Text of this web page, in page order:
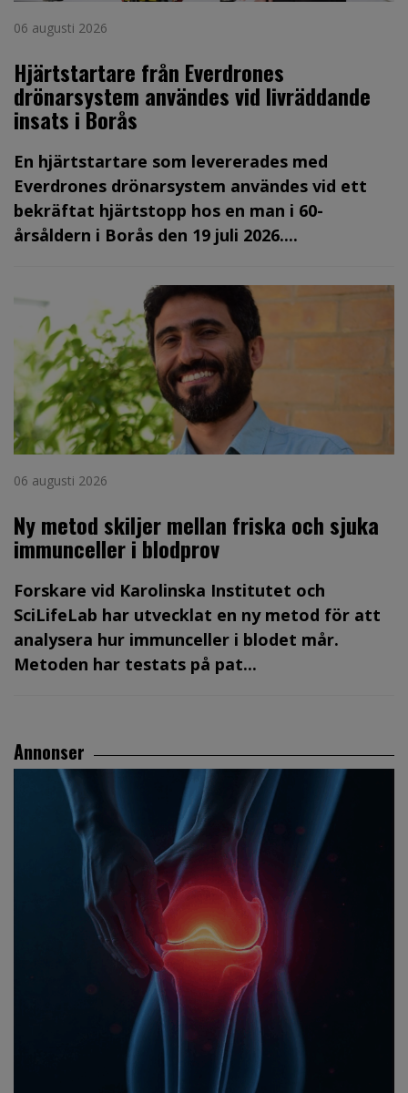
06 augusti 2026
Hjärtstartare från Everdrones
drönarsystem användes vid livräddande
insats i Borås
En hjärtstartare som levererades med
Everdrones drönarsystem användes vid ett
bekräftat hjärtstopp hos en man i 60-
årsåldern i Borås den 19 juli 2026....
06 augusti 2026
Ny metod skiljer mellan friska och sjuka
immunceller i blodprov
Forskare vid Karolinska Institutet och
SciLifeLab har utvecklat en ny metod för att
analysera hur immunceller i blodet mår.
Metoden har testats på pat...
Annonser